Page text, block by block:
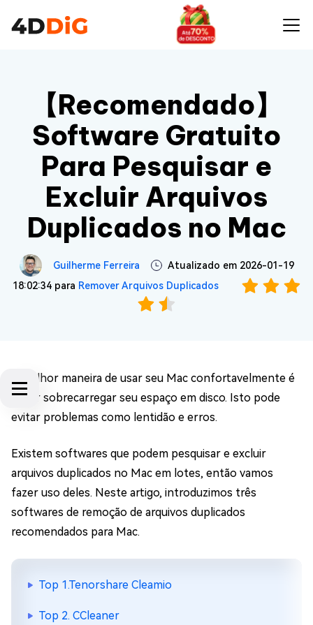
【Recomendado】
Software Gratuito
Para Pesquisar e
Excluir Arquivos
Duplicados no Mac
Guilherme Ferreira
Atualizado em 2026-01-19
18:02:34 para Remover Arquivos Duplicados
A melhor maneira de usar seu Mac confortavelmente é
evitar sobrecarregar seu espaço em disco. Isto pode
evitar problemas como lentidão e erros.
Existem softwares que podem pesquisar e excluir
arquivos duplicados no Mac em lotes, então vamos
fazer uso deles. Neste artigo, introduzimos três
softwares de remoção de arquivos duplicados
recomendados para Mac.
Top 1.Tenorshare Cleamio
Top 2. CCleaner